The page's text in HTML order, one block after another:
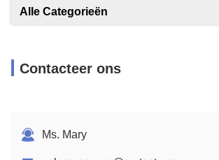
Alle Categorieën
Contacteer ons
Ms. Mary